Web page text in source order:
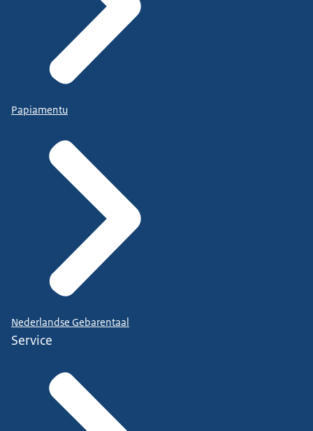
Papiamentu
Nederlandse Gebarentaal
Service